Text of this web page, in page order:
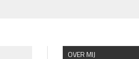
OVER MIJ